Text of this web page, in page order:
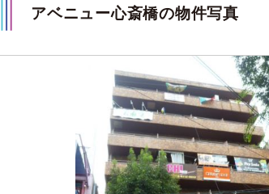
アベニュー心斎橋の物件写真